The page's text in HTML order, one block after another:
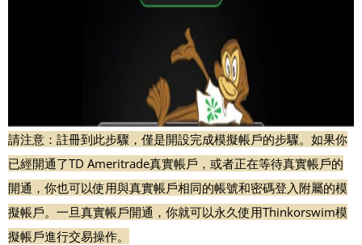
請注意：註冊到此步驟，僅是開設完成模擬帳戶的步驟。如果你
已經開通了TD Ameritrade真實帳戶，或者正在等待真實帳戶的
開通，你也可以使用與真實帳戶相同的帳號和密碼登入附屬的模
擬帳戶。一旦真實帳戶開通，你就可以永久使用Thinkorswim模
擬帳戶進行交易操作。